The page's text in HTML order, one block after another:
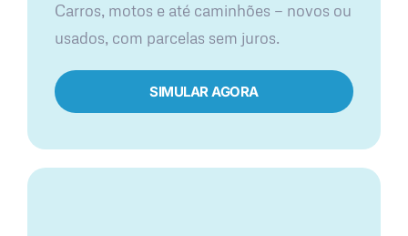
Carros, motos e até caminhões — novos ou
usados, com parcelas sem juros.
SIMULAR AGORA